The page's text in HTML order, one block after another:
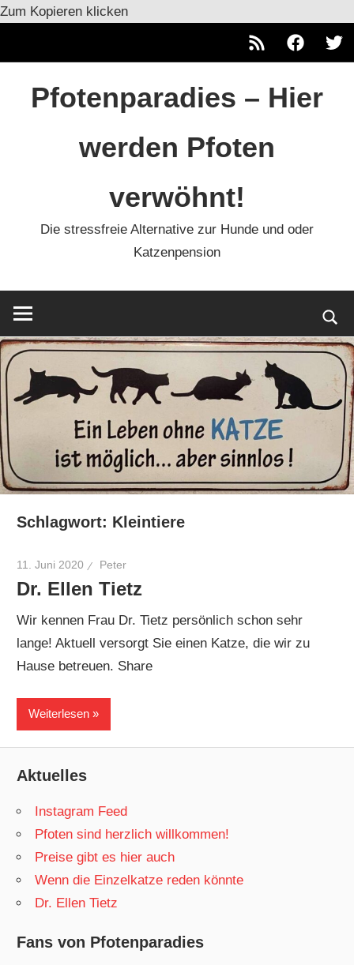
Zum Kopieren klicken
RSS Facebook
Pfotenparadies – Hier
werden Pfoten
verwöhnt!
Die stressfreie Alternative zur Hunde und oder
Katzenpension
Schlagwort: Kleintiere
11. Juni 2020 Peter
Dr. Ellen Tietz
Wir kennen Frau Dr. Tietz persönlich schon sehr
lange! Aktuell versorgt Sie einen Katze, die wir zu
Hause betreuen. Share
Weiterlesen
Aktuelles
Instagram Feed
Pfoten sind herzlich willkommen!
Preise gibt es hier auch
Wenn die Einzelkatze reden könnte
Dr. Ellen Tietz
Fans von Pfotenparadies